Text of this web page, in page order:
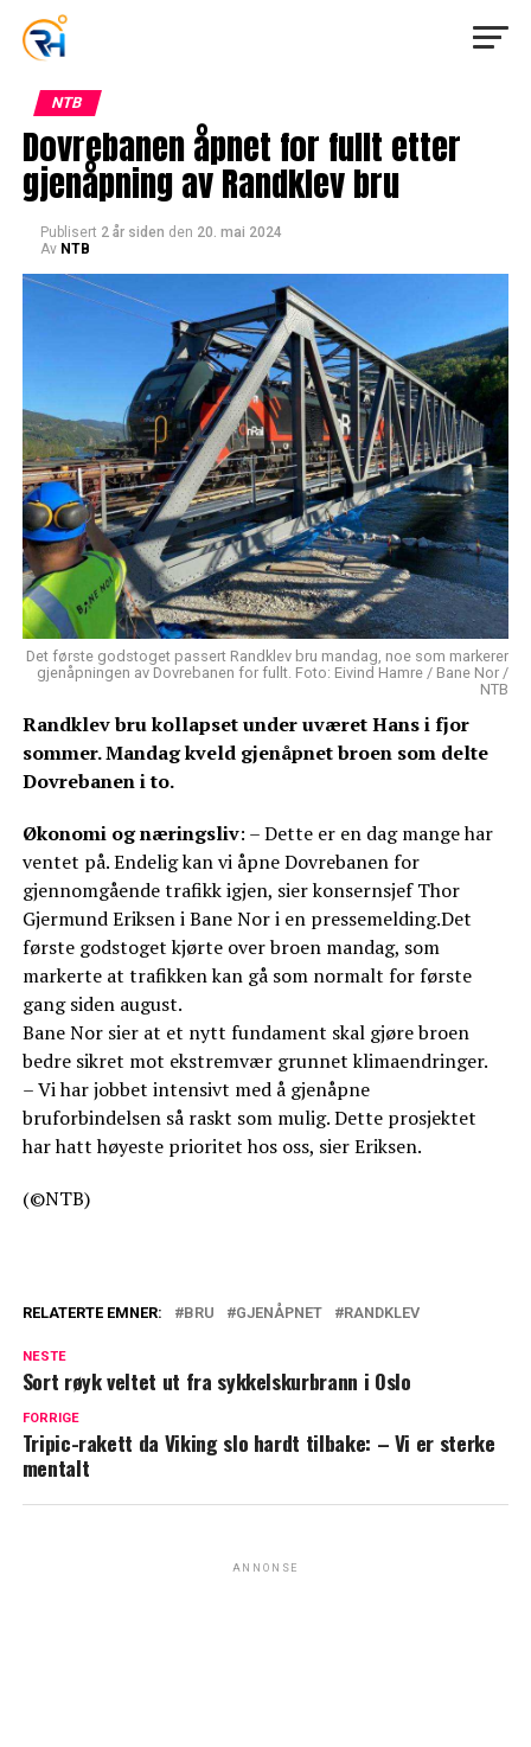
NTB
Dovrebanen åpnet for fullt etter
gjenåpning av Randklev bru
Publisert 2 år siden den 20. mai 2024
Av NTB
Det første godstoget passert Randklev bru mandag, noe som markerer
gjenåpningen av Dovrebanen for fullt. Foto: Eivind Hamre / Bane Nor /
NTB
Randklev bru kollapset under uværet Hans i fjor
sommer. Mandag kveld gjenåpnet broen som delte
Dovrebanen i to.
Økonomi og næringsliv: – Dette er en dag mange har
ventet på. Endelig kan vi åpne Dovrebanen for
gjennomgående trafikk igjen, sier konsernsjef Thor
Gjermund Eriksen i Bane Nor i en pressemelding.Det
første godstoget kjørte over broen mandag, som
markerte at trafikken kan gå som normalt for første
gang siden august.
Bane Nor sier at et nytt fundament skal gjøre broen
bedre sikret mot ekstremvær grunnet klimaendringer.
– Vi har jobbet intensivt med å gjenåpne
bruforbindelsen så raskt som mulig. Dette prosjektet
har hatt høyeste prioritet hos oss, sier Eriksen.
(©NTB)
RELATERTE EMNER: BRU GJENÅPNET RANDKLEV
NESTE
Sort røyk veltet ut fra sykkelskurbrann i Oslo
FORRIGE
Tripic-rakett da Viking slo hardt tilbake: – Vi er sterke
mentalt
ANNONSE